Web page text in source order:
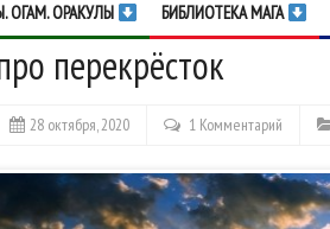
ОГАМ. ОРАКУЛЫ БИБЛИОТЕКА МАГА
перекрёсток
28 октября, 2020 1 Комментарий